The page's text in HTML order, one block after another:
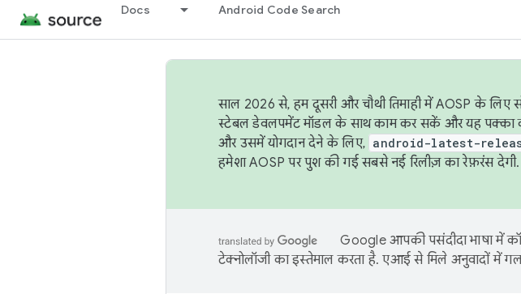
Docs Android Code Search
साल 2026 से, हम दूसरी और चौथी तिमाही में AOSP के लिए
स्टेबल डेवलपमेंट मॉडल के साथ काम कर सकें और यह पक्का
और उसमें योगदान देने के लिए, android-latest-
हमेशा AOSP पर पुश की गई सबसे नई रिलीज़ का रेफ़रंस देगी.
Google आपकी पसंदीदा भाषा में
टेक्नोलॉजी का इस्तेमाल करता है. एआई से मिले अनुवादों में